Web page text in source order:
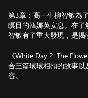
第3章：高一生柳智敏為
瞑目的韓娜英安息。在了
智敏有了重大發現，是揭
《White Day 2: The
合三篇環環相扣的故事
容。